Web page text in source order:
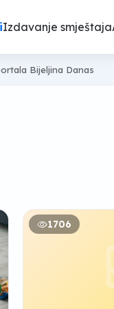
Izdavanje smještaja
Bijeljina Danas
1706